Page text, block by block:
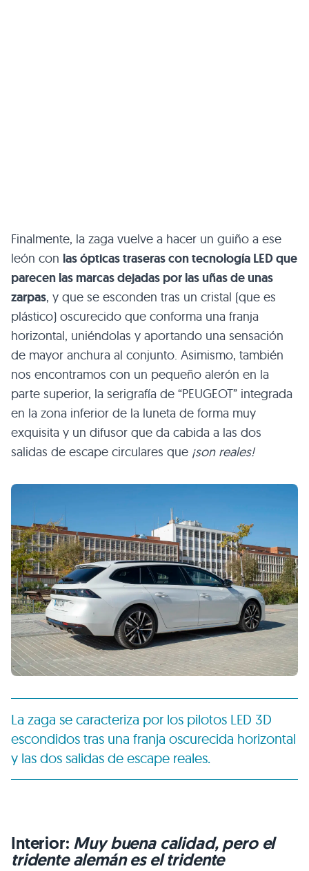
Finalmente, la zaga vuelve a hacer un guiño a ese
león con las ópticas traseras con tecnología LED que
parecen las marcas dejadas por las uñas de unas
zarpas, y que se esconden tras un cristal (que es
plástico) oscurecido que conforma una franja
horizontal, uniéndolas y aportando una sensación
de mayor anchura al conjunto. Asimismo, también
nos encontramos con un pequeño alerón en la
parte superior, la serigrafía de “PEUGEOT” integrada
en la zona inferior de la luneta de forma muy
exquisita y un difusor que da cabida a las dos
salidas de escape circulares que ¡son reales!
La zaga se caracteriza por los pilotos LED 3D
escondidos tras una franja oscurecida horizontal
y las dos salidas de escape reales.
Interior: Muy buena calidad, pero el
tridente alemán es el tridente